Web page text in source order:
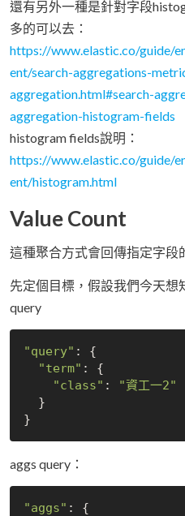
還有另外一種是針對字段
多的可以去：
https://www.elastic.co/guide/
ent/search-aggregations-
aggregation.html#search-
aggregation-histogram-fields
histogram fields說明：
https://www.elastic.co/guide/
ent/histogram.html
Value Count
這種聚合方式會回傳指定字段
先定個目標，假設我們今天想
query
"query" : {
"term" : {
"class" :
"資工一2"
aggs query：
"aggs" : {